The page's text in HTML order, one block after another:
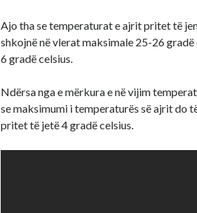
Ajo tha se temperaturat e ajrit pritet të
shkojnë në vlerat maksimale 25-26
6 gradë celsius.
Ndërsa nga e mërkura e në vijim
se maksimumi i temperaturës së ajrit do
pritet të jetë 4 gradë celsius.